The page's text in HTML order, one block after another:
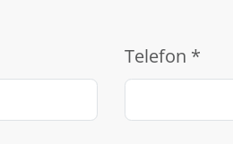
Telefon *